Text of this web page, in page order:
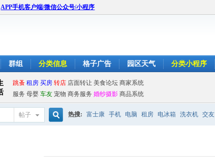
APP手机客户端/微信公众号/小程序
群组 分类信息 格子广告 园区天气 分类小程序
帖子 热搜: 富士康 手机 电脑 租房 电冰箱 洗衣机 交友